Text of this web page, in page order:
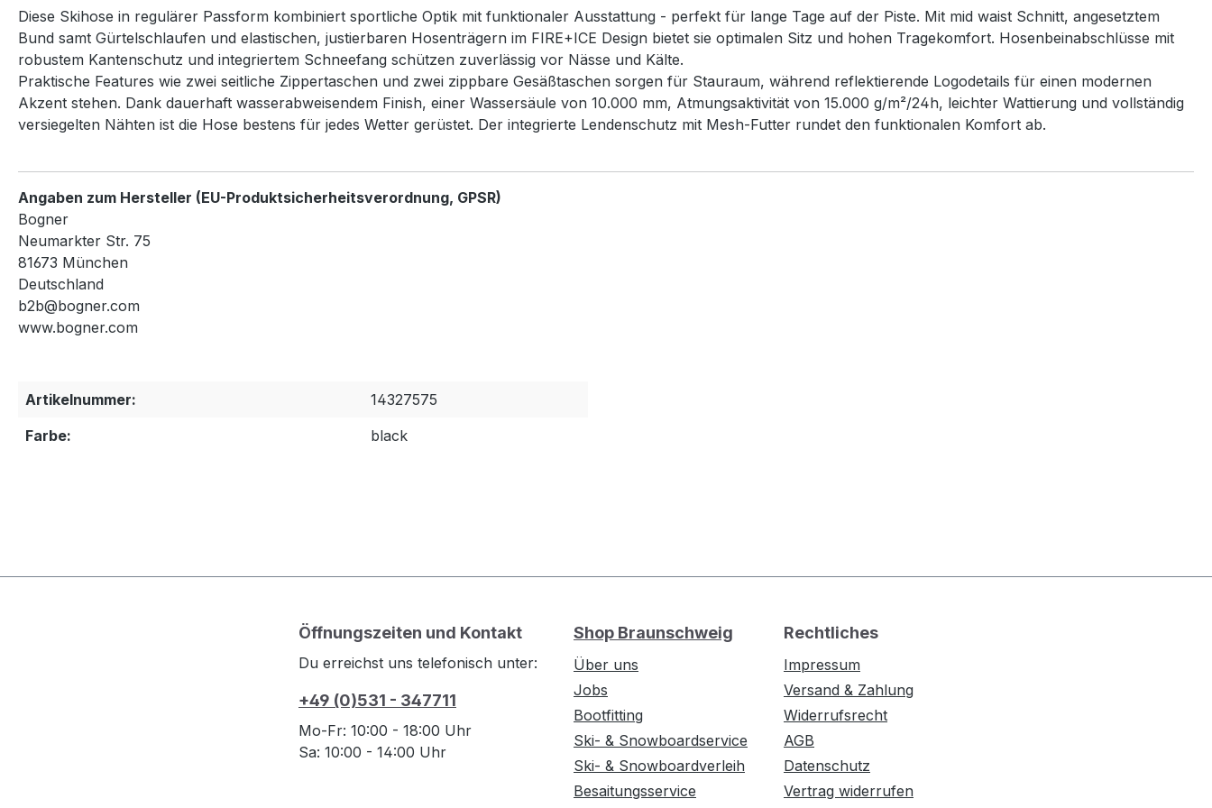
Diese Skihose in regulärer Passform kombiniert sportliche Optik mit funktionaler Ausstattung - perfekt für lange Tage auf der Piste. Mit mid waist Schnitt, angesetztem
Bund samt Gürtelschlaufen und elastischen, justierbaren Hosenträgern im FIRE+ICE Design bietet sie optimalen Sitz und hohen Tragekomfort. Hosenbeinabschlüsse mit
robustem Kantenschutz und integriertem Schneefang schützen zuverlässig vor Nässe und Kälte.
Praktische Features wie zwei seitliche Zippertaschen und zwei zippbare Gesäßtaschen sorgen für Stauraum, während reflektierende Logodetails für einen modernen
Akzent stehen. Dank dauerhaft wasserabweisendem Finish, einer Wassersäule von 10.000 mm, Atmungsaktivität von 15.000 g/m²/24h, leichter Wattierung und vollständig
versiegelten Nähten ist die Hose bestens für jedes Wetter gerüstet. Der integrierte Lendenschutz mit Mesh-Futter rundet den funktionalen Komfort ab.
Angaben zum Hersteller (EU-Produktsicherheitsverordnung, GPSR)
Bogner
Neumarkter Str. 75
81673 München
Deutschland
b2b@bogner.com
www.bogner.com
Artikelnummer:
14327575
Farbe:
black
Öffnungszeiten und Kontakt
Du erreichst uns telefonisch unter:
+49 (0)531 - 347711
Mo-Fr: 10:00 - 18:00 Uhr
Sa: 10:00 - 14:00 Uhr
Shop Braunschweig
Über uns
Jobs
Bootfitting
Ski- & Snowboardservice
Ski- & Snowboardverleih
Besaitungsservice
Rechtliches
Impressum
Versand & Zahlung
Widerrufsrecht
AGB
Datenschutz
Vertrag widerrufen